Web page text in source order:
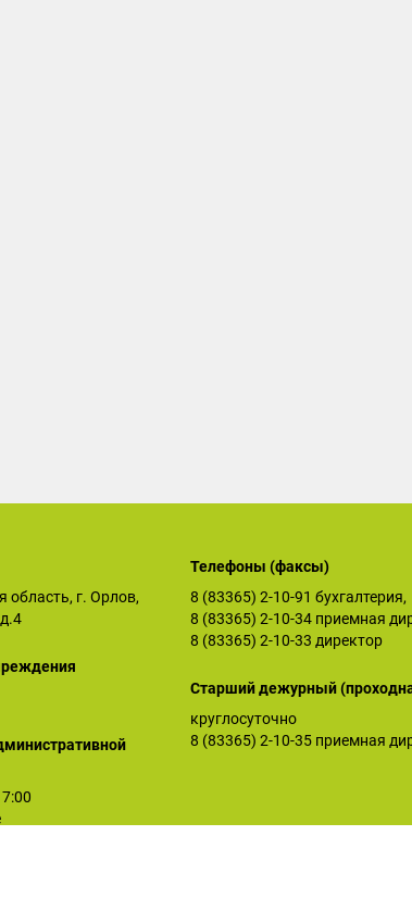
область, г. Орлов,
Телефоны (факсы)
8 (83365) 2-10-91 бухгалтерия,
8 (83365) 2-10-34 приемная
8 (83365) 2-10-33 директор
Старший дежурный
круглосуточно
8 (83365) 2-10-35 приемная